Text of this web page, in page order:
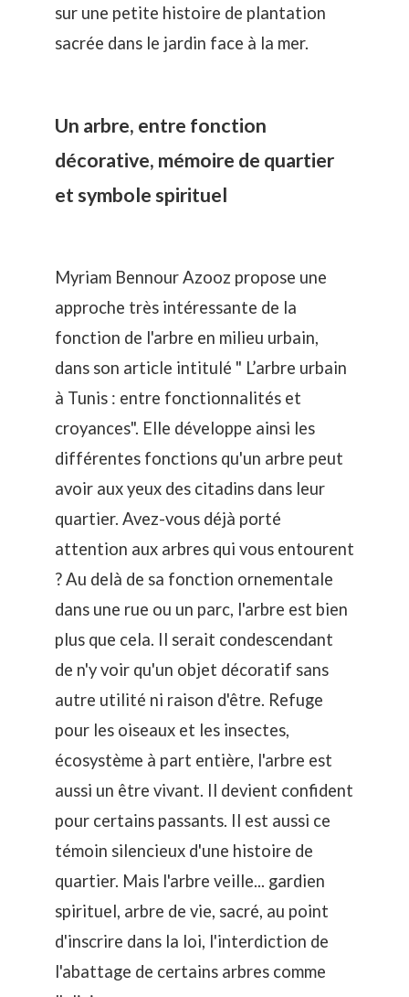
sur une petite histoire de plantation
sacrée dans le jardin face à la mer.
Un arbre, entre fonction
décorative, mémoire de quartier
et symbole spirituel
Myriam Bennour Azooz propose une
approche très intéressante de la
fonction de l'arbre en milieu urbain,
dans son article intitulé " L’arbre urbain
à Tunis : entre fonctionnalités et
croyances". Elle développe ainsi les
différentes fonctions qu'un arbre peut
avoir aux yeux des citadins dans leur
quartier. Avez-vous déjà porté
attention aux arbres qui vous entourent
? Au delà de sa fonction ornementale
dans une rue ou un parc, l'arbre est bien
plus que cela. Il serait condescendant
de n'y voir qu'un objet décoratif sans
autre utilité ni raison d'être. Refuge
pour les oiseaux et les insectes,
écosystème à part entière, l'arbre est
aussi un être vivant. Il devient confident
pour certains passants. Il est aussi ce
témoin silencieux d'une histoire de
quartier. Mais l'arbre veille... gardien
spirituel, arbre de vie, sacré, au point
d'inscrire dans la loi, l'interdiction de
l'abattage de certains arbres comme